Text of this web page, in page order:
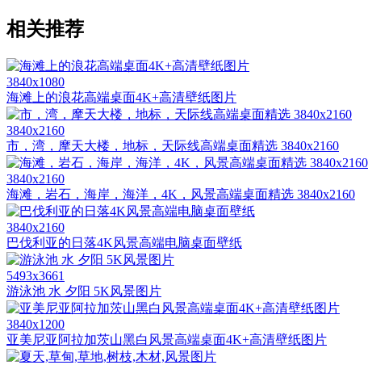
相关推荐
3840x1080
海滩上的浪花高端桌面4K+高清壁纸图片
3840x2160
市，湾，摩天大楼，地标，天际线高端桌面精选 3840x2160
3840x2160
海滩，岩石，海岸，海洋，4K，风景高端桌面精选 3840x2160
3840x2160
巴伐利亚的日落4K风景高端电脑桌面壁纸
5493x3661
游泳池 水 夕阳 5K风景图片
3840x1200
亚美尼亚阿拉加茨山黑白风景高端桌面4K+高清壁纸图片